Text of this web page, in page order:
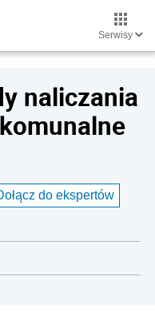
Serwisy
naliczania
do ekspertów